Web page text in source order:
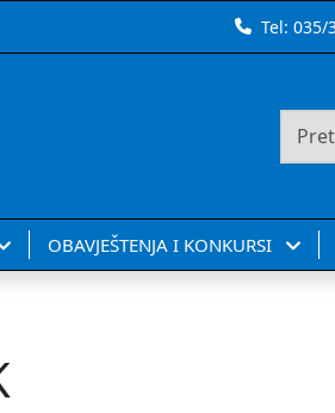
Tel:035/
OBAVJEŠTENJA I KONKURSI